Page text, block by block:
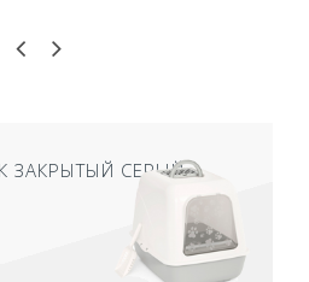
ЗАКРЫТЫЙ СЕРЫЙ